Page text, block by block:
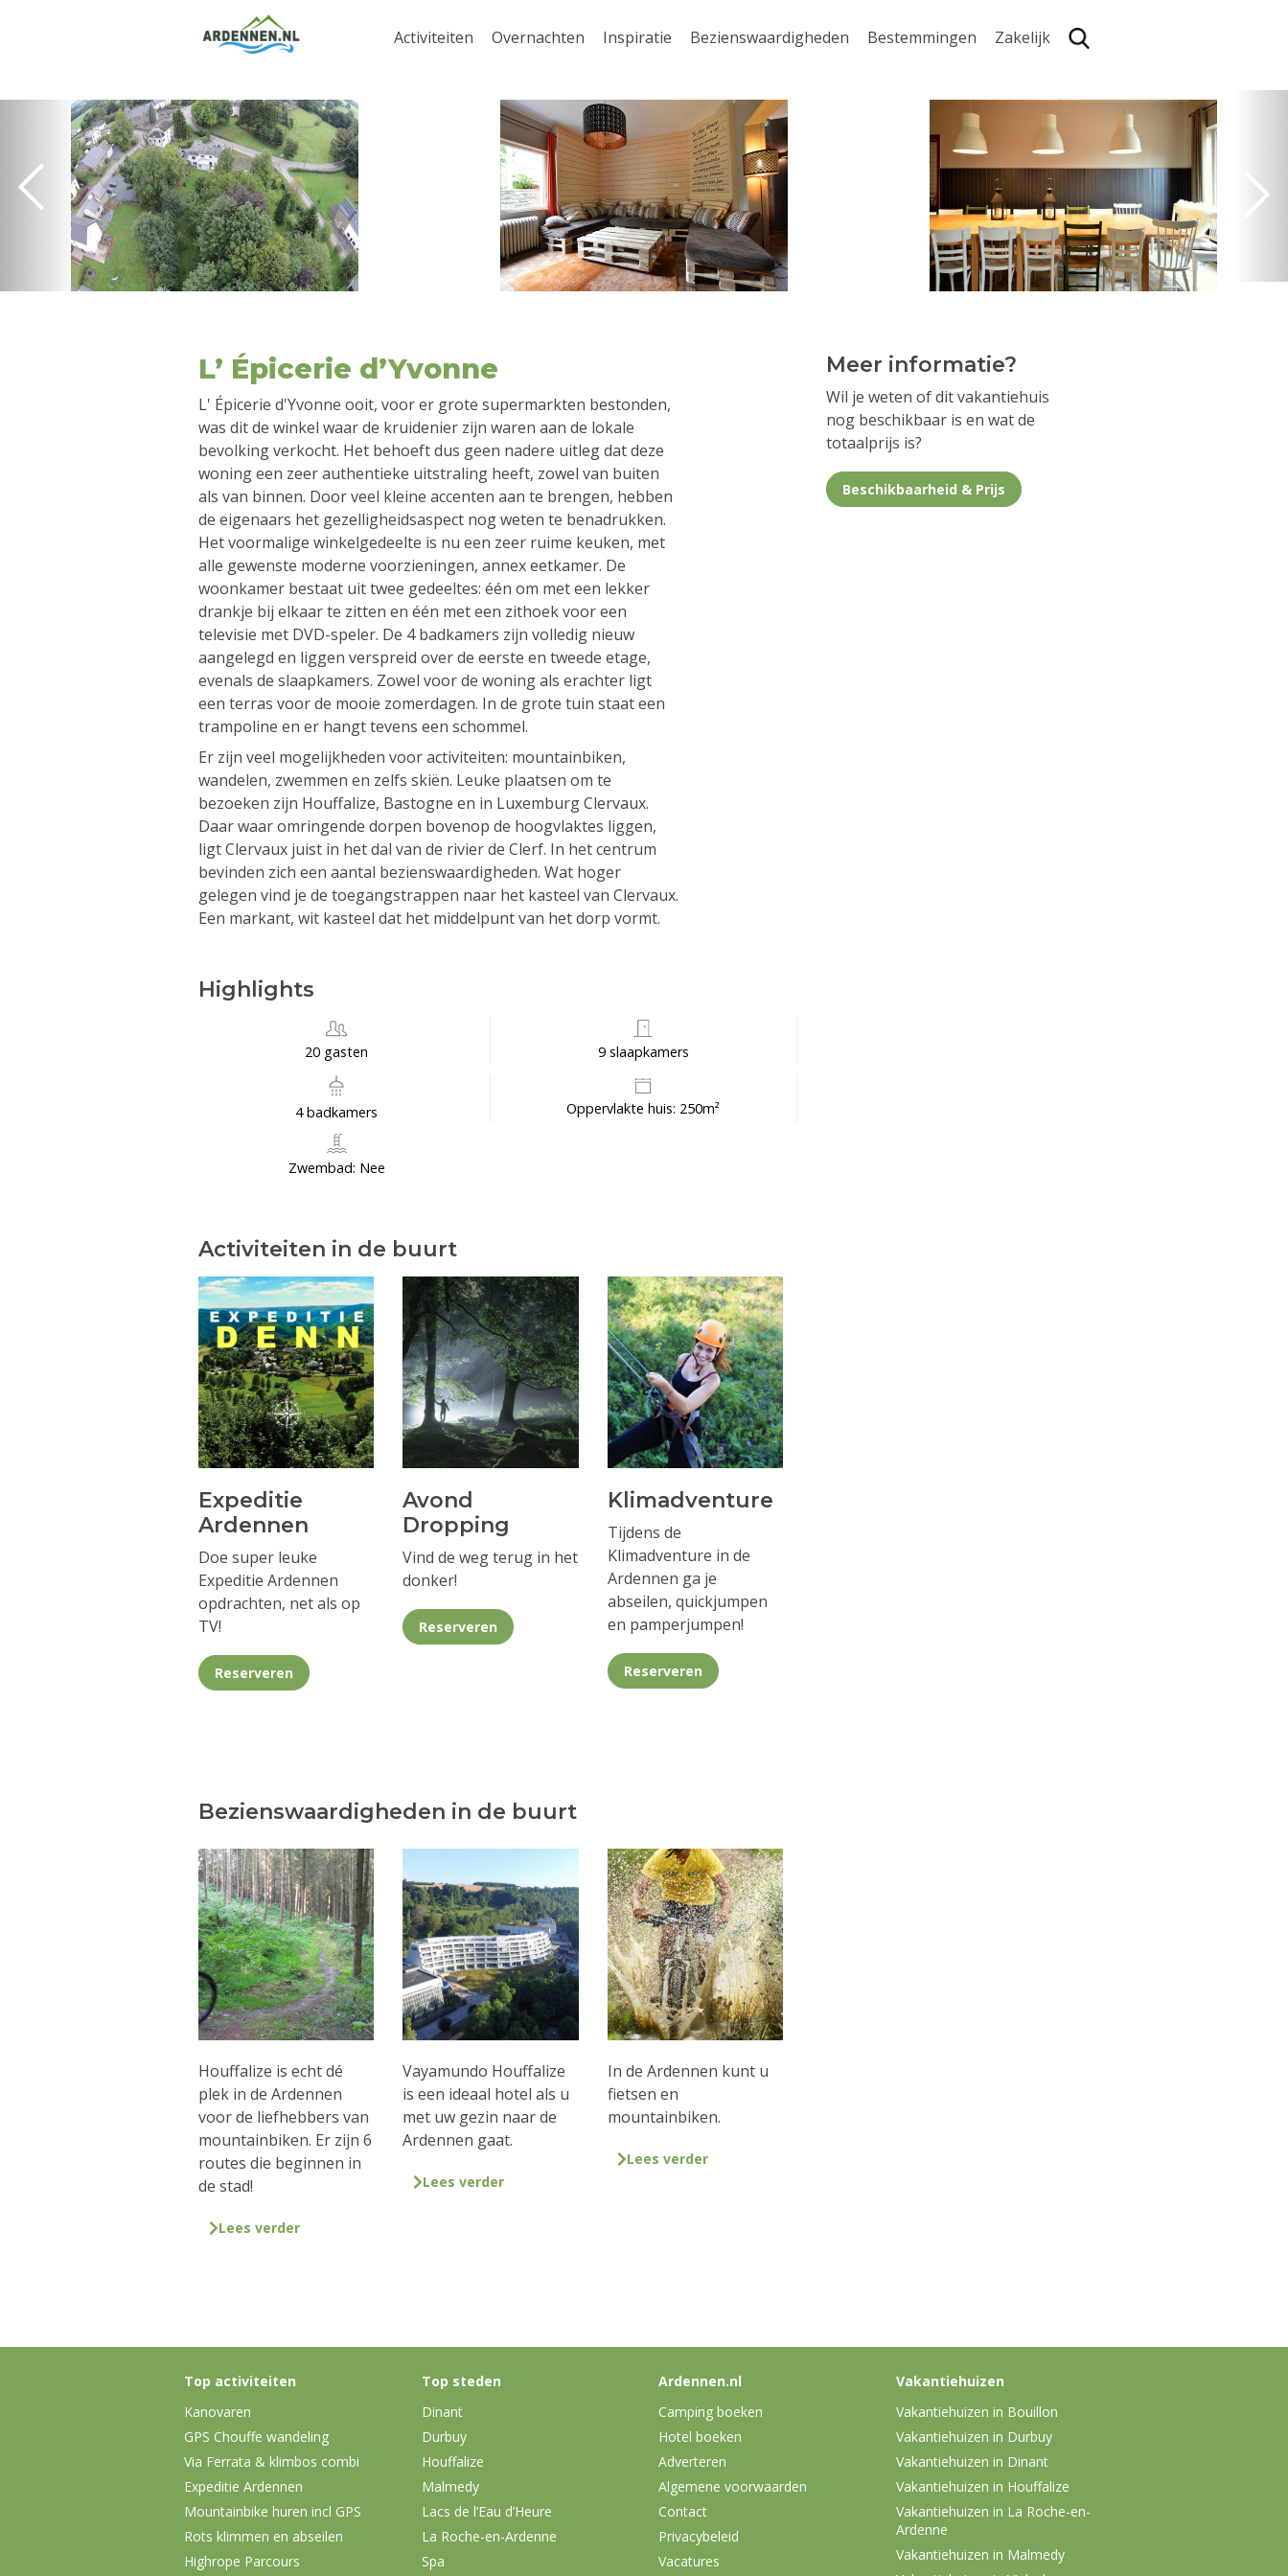
Activiteiten Overnachten Inspiratie Bezienswaardigheden Bestemmingen Zakelijk
L’ Épicerie d’Yvonne
L' Épicerie d'Yvonne ooit, voor er grote supermarkten bestonden,
was dit de winkel waar de kruidenier zijn waren aan de lokale
bevolking verkocht. Het behoeft dus geen nadere uitleg dat deze
woning een zeer authentieke uitstraling heeft, zowel van buiten
als van binnen. Door veel kleine accenten aan te brengen, hebben
de eigenaars het gezelligheidsaspect nog weten te benadrukken.
Het voormalige winkelgedeelte is nu een zeer ruime keuken, met
alle gewenste moderne voorzieningen, annex eetkamer. De
woonkamer bestaat uit twee gedeeltes: één om met een lekker
drankje bij elkaar te zitten en één met een zithoek voor een
televisie met DVD-speler. De 4 badkamers zijn volledig nieuw
aangelegd en liggen verspreid over de eerste en tweede etage,
evenals de slaapkamers. Zowel voor de woning als erachter ligt
een terras voor de mooie zomerdagen. In de grote tuin staat een
trampoline en er hangt tevens een schommel.
Er zijn veel mogelijkheden voor activiteiten: mountainbiken,
wandelen, zwemmen en zelfs skiën. Leuke plaatsen om te
bezoeken zijn Houffalize, Bastogne en in Luxemburg Clervaux.
Daar waar omringende dorpen bovenop de hoogvlaktes liggen,
ligt Clervaux juist in het dal van de rivier de Clerf. In het centrum
bevinden zich een aantal bezienswaardigheden. Wat hoger
gelegen vind je de toegangstrappen naar het kasteel van Clervaux.
Een markant, wit kasteel dat het middelpunt van het dorp vormt.
Highlights
20 gasten 9 slaapkamers
4 badkamers Oppervlakte huis: 250m²
Zwembad: Nee
Activiteiten in de buurt
Expeditie
Ardennen
Doe super leuke
Expeditie Ardennen
opdrachten, net als op
TV!
Reserveren
Avond
Dropping
Vind de weg terug in het
donker!
Reserveren
Klimadventure
Tijdens de
Klimadventure in de
Ardennen ga je
abseilen, quickjumpen
en pamperjumpen!
Reserveren
Bezienswaardigheden in de buurt
Houffalize is echt dé
plek in de Ardennen
voor de liefhebbers van
mountainbiken. Er zijn 6
routes die beginnen in
de stad!
Lees verder
Vayamundo Houffalize
is een ideaal hotel als u
met uw gezin naar de
Ardennen gaat.
Lees verder
In de Ardennen kunt u
fietsen en
mountainbiken.
Lees verder
Meer informatie?
Wil je weten of dit vakantiehuis
nog beschikbaar is en wat de
totaalprijs is?
Beschikbaarheid & Prijs
Top activiteiten
Kanovaren
GPS Chouffe wandeling
Via Ferrata & klimbos combi
Expeditie Ardennen
Mountainbike huren incl GPS
Rots klimmen en abseilen
Highrope Parcours
Top steden
Dinant
Durbuy
Houffalize
Malmedy
Lacs de l’Eau d’Heure
La Roche-en-Ardenne
Spa
Ardennen.nl
Camping boeken
Hotel boeken
Adverteren
Algemene voorwaarden
Contact
Privacybeleid
Vacatures
Vakantiehuizen
Vakantiehuizen in Bouillon
Vakantiehuizen in Durbuy
Vakantiehuizen in Dinant
Vakantiehuizen in Houffalize
Vakantiehuizen in La Roche-en-
Ardenne
Vakantiehuizen in Malmedy